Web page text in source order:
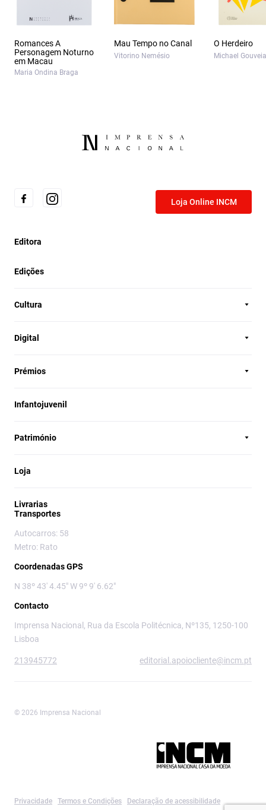
Romances A
Personagem Noturno
em Macau
Maria Ondina Braga
Mau Tempo no Canal
Vitorino Nemésio
O Herdeiro
Michael Gouveia
Loja Online INCM
Editora
Edições
Cultura
Digital
Prémios
Infantojuvenil
Património
Loja
Livrarias
Transportes
Autocarros: 58
Metro: Rato
Coordenadas GPS
N 38º 43' 4.45" W 9º 9' 6.62"
Contacto
Imprensa Nacional, Rua da Escola Politécnica, Nº135, 1250-100
Lisboa
213945772 editorial.apoiocliente@incm.pt
© 2026 Imprensa Nacional
Privacidade Termos e Condições Declaração de acessibilidade